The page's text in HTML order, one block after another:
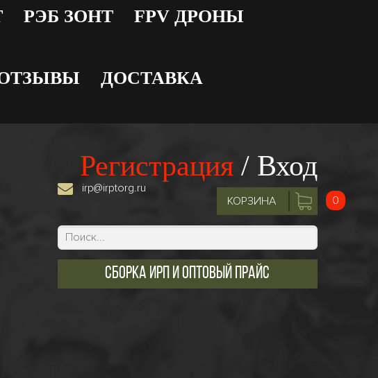
РЭБ ЗОНТ FPV ДРОНЫ
ДОСТАВКА
Регистрация/ Вход
irp@irptorg.ru
КОРЗИНА
0
Сборка ИРП и оптовый прайс